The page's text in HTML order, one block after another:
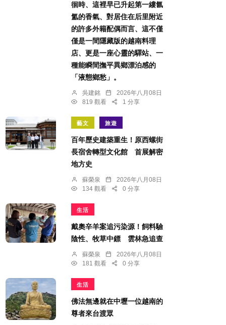
徊時、這裡早已升起第一縷氤
氳的香氣、對居住在后里附近
的許多外籍配偶而言、這不僅
僅是一間隱藏版的越南料理
店、更是一座心靈的驛站、一
種能瞬間撫平異鄉漂泊感的
「液態鄉愁」。
吳建銘
2026年八月08日
819 觀看
1 分享
藝文 旅遊
百年歷史建築重生！原西螺街
長宿舍轉型文化館 首展解密
地方史
蘇榮泉
2026年八月08日
134 觀看
0 分享
生活
戴奧辛羊案追污染源！飼料驗
陰性、牧草中鏢 雲林急追查
蘇榮泉
2026年八月08日
181 觀看
0 分享
生活
佛法無邊就在中壢一位越南的
尊者來台渡眾